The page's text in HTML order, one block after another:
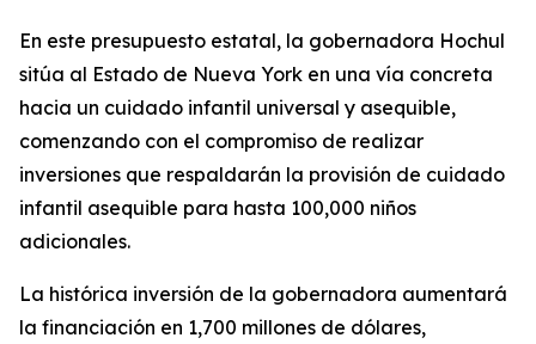
En este presupuesto estatal, la gobernadora Hochul
sitúa al Estado de Nueva York en una vía concreta
hacia un cuidado infantil universal y asequible,
comenzando con el compromiso de realizar
inversiones que respaldarán la provisión de cuidado
infantil asequible para hasta 100,000 niños
adicionales.
La histórica inversión de la gobernadora aumentará
la financiación en 1,700 millones de dólares,